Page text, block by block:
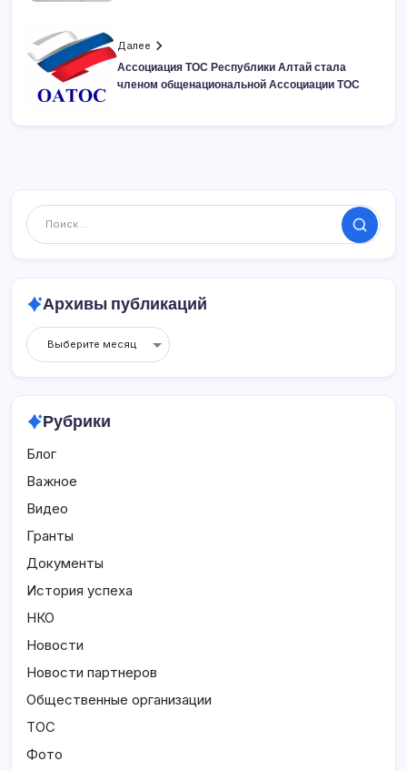
Далее
Ассоциация ТОС Республики Алтай стала
членом общенациональной Ассоциации ТОС
Поиск
Архивы публикаций
Архивы
публикаций
Рубрики
Блог
Важное
Видео
Гранты
Документы
История успеха
НКО
Новости
Новости партнеров
Общественные организации
ТОС
Фото